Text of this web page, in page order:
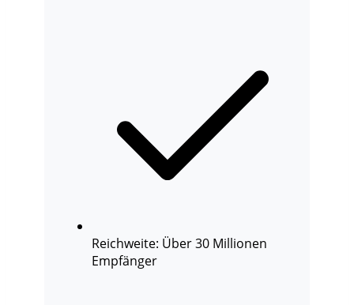
Reichweite: Über 30 Millionen
Empfänger